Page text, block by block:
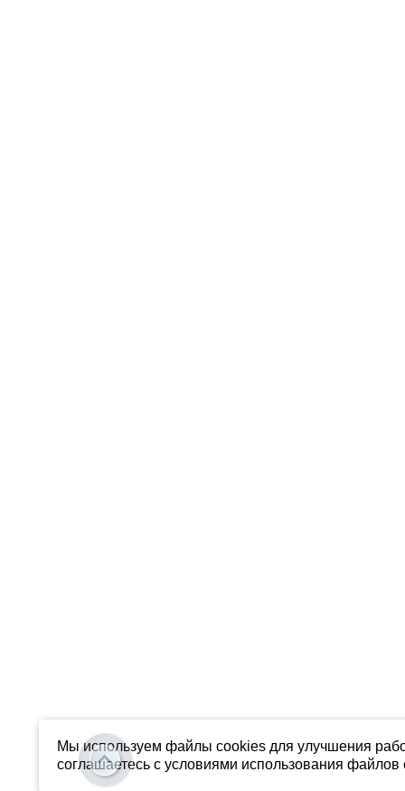
Мы используем файлы cookies для улучшения
соглашаетесь с условиями использования файлов